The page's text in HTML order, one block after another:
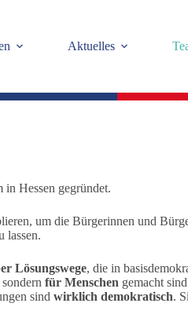
Aktuelles
Hessen gegründet.
um die Bürgerinnen und
lassen.
Lösungswege, die in
für Menschen gemacht
sind wirklich demokratisch.